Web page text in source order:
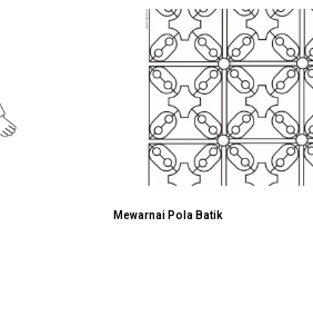
Mewarnai Pola Batik